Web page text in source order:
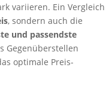
variieren. Ein Vergleich
, sondern auch die
und passendste
Gegenüberstellen
optimale Preis-